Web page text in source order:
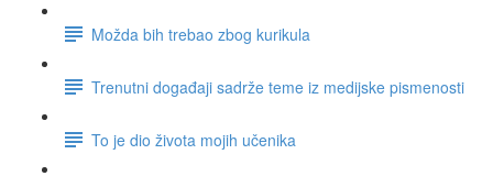
Možda bih trebao zbog kurikula
Trenutni događaji sadrže teme iz medijske pismenosti
To je dio života mojih učenika